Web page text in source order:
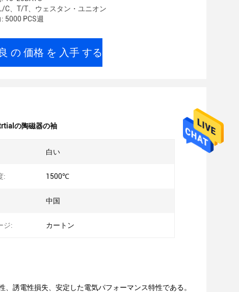
C、T/T、ウェスタン・ユニオン
5000 PCS週
の 価格 を 入手 する
の陶磁器の袖
白い
: 1500℃
中国
ジ: カートン
誘電性損失、安定した電気パフォーマンス特性である。